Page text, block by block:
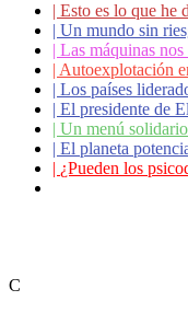
| Esto es lo que he
| Un mundo sin
| Las máquinas nos
| Autoexplotación
| Los países
| El presidente de
| Un menú
| El planeta
| ¿Pueden los
C